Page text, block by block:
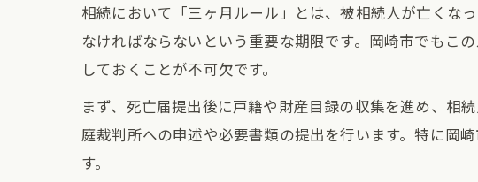
相続において「三ヶ月ルール」とは、被相続人が亡くな
なければならないという重要な期限です。岡崎市でもこ
しておくことが不可欠です。
まず、死亡届提出後に戸籍や財産目録の収集を進め、相
庭裁判所への申述や必要書類の提出を行います。特に岡
す。